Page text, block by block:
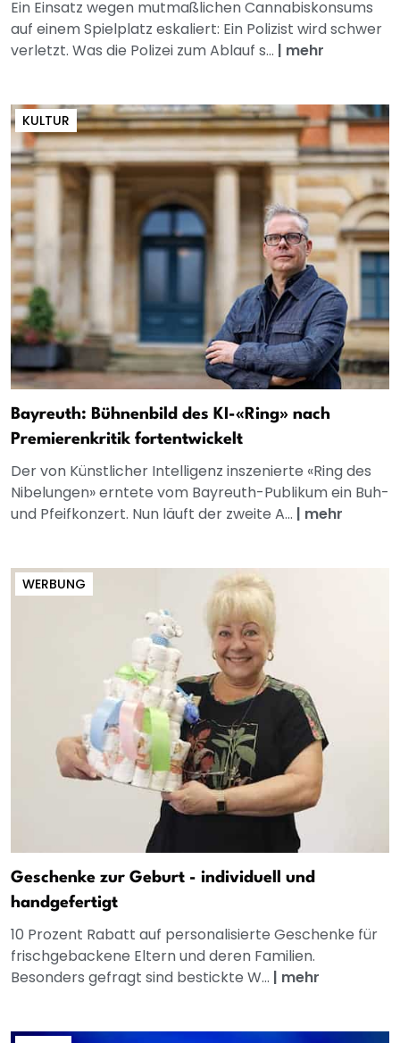
Ein Einsatz wegen mutmaßlichen Cannabiskonsums
auf einem Spielplatz eskaliert: Ein Polizist wird schwer
verletzt. Was die Polizei zum Ablauf s... | mehr
KULTUR
Bayreuth: Bühnenbild des KI-«Ring» nach
Premierenkritik fortentwickelt
Der von Künstlicher Intelligenz inszenierte «Ring des
Nibelungen» erntete vom Bayreuth-Publikum ein Buh-
und Pfeifkonzert. Nun läuft der zweite A... | mehr
WERBUNG
Geschenke zur Geburt - individuell und
handgefertigt
10 Prozent Rabatt auf personalisierte Geschenke für
frischgebackene Eltern und deren Familien.
Besonders gefragt sind bestickte W... | mehr